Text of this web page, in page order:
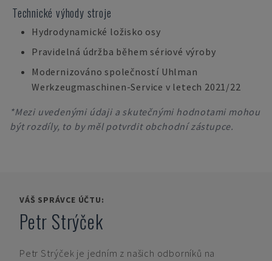
Technické výhody stroje
Hydrodynamické ložisko osy
Pravidelná údržba během sériové výroby
Modernizováno společností Uhlman
Werkzeugmaschinen-Service v letech 2021/22
*Mezi uvedenými údaji a skutečnými hodnotami mohou
být rozdíly, to by měl potvrdit obchodní zástupce.
VÁŠ SPRÁVCE ÚČTU:
Petr Strýček
Petr Strýček je jedním z našich odborníků na